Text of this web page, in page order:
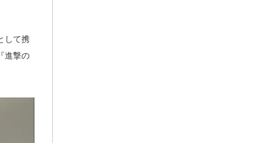
して携
進撃の